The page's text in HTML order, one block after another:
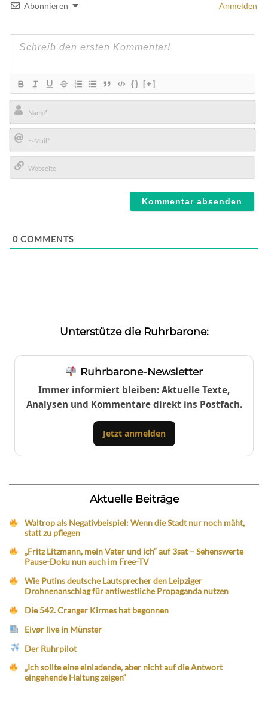
Abonnieren Anmelden
{} [+]
Name*
E-
Mail*
0 COMMENTS
Unterstütze die Ruhrbarone:
Ruhrbarone-Newsletter
Immer informiert bleiben: Aktuelle Texte,
Analysen und Kommentare direkt ins Postfach.
Jetzt anmelden
Aktuelle Beiträge
Waltrop als Negativbeispiel: Wenn die Stadt nur noch mäht,
statt zu pflegen
„Fritz Litzmann, mein Vater und ich“ auf 3sat – Sehenswerte
Pause-Doku nun auch im Free-TV
Wie Putins deutsche Lautsprecher den Leipziger
Drohnenanschlag für antiwestliche Propaganda nutzen
Die 542. Cranger Kirmes hat begonnen
Eivør live in Münster
Der Ruhrpilot
„Ich sollte eine einladende, aber nicht auf die Antwort
eingehende Haltung zeigen“